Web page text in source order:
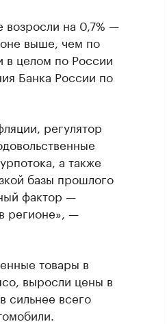
возросли на 0,7% —
выше, чем по
в целом по России
Банка России по
регулятор
а также
базы прошлого
фактор —
регионе», —
товары в
выросли цены в
сильнее всего